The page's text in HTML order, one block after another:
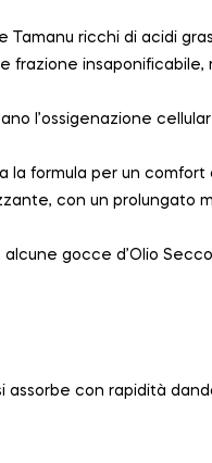
Tamanu ricchi di acidi
frazione insaponificabile,
l’ossigenazione
formula per un comfort
con un prolungato
gocce d’Olio
con rapidità